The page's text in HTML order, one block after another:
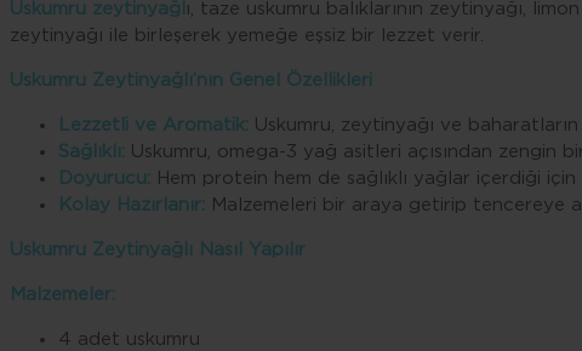
Uskumru zeytinyağl ı, taze uskumru balıklarının zeytinyağı,
zeytinyağı ile birleşerek yemeğe eşsiz bir lezzet verir.
Uskumru Zeytinyağlı’nın Genel Özellikleri
Lezzetli ve Aromatik: Uskumru, zeytinyağı ve
Sağlıklı: Uskumru, omega-3 yağ asitleri açısından zengin
Doyurucu: Hem protein hem de sağlıklı yağlar içerdiği
Kolay Hazırlanır: Malzemeleri bir araya getirip tencereye
Uskumru Zeytinyağlı Nasıl Yapılır
Malzemeler:
4 adet uskumru